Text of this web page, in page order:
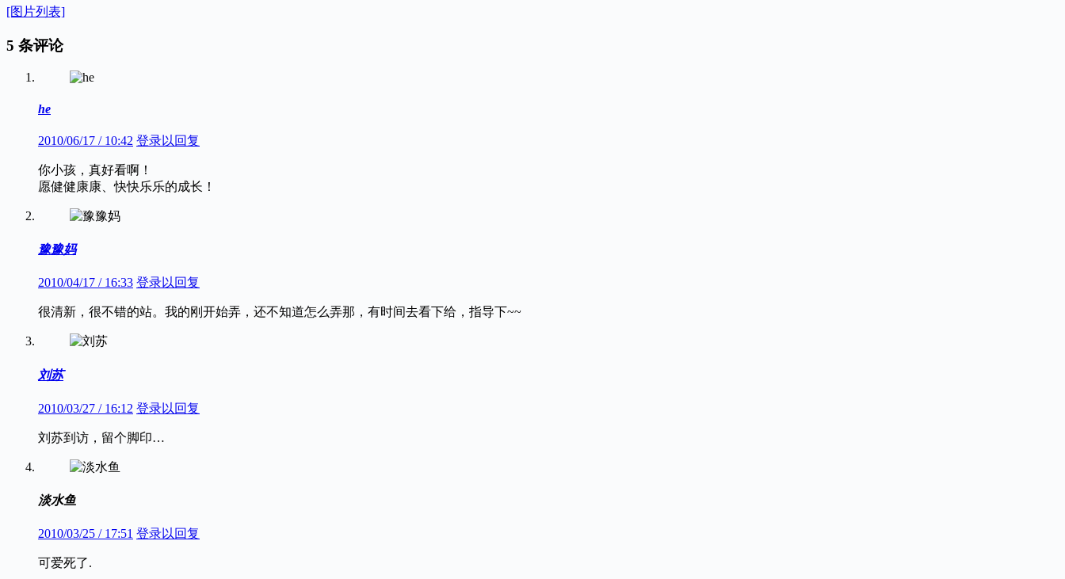
[图片列表]
5 条评论
he
2010/06/17 / 10:42 登录以回复
你小孩，真好看啊！
愿健健康康、快快乐乐的成长！
豫豫妈
2010/04/17 / 16:33 登录以回复
很清新，很不错的站。我的刚开始弄，还不知道怎么弄那，有时间去看下给，指导下~~
刘苏
2010/03/27 / 16:12 登录以回复
刘苏到访，留个脚印…
淡水鱼
2010/03/25 / 17:51 登录以回复
可爱死了.